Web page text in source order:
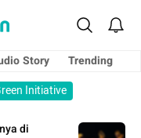
Story
Trending
Initiative
di